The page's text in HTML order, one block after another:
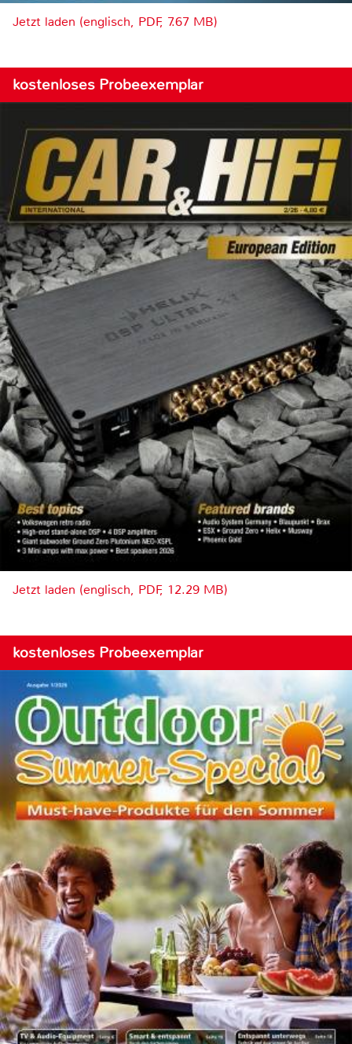
Jetzt laden (englisch, PDF, 7.67 MB)
kostenloses Probeexemplar
Jetzt laden (englisch, PDF, 12.29 MB)
kostenloses Probeexemplar